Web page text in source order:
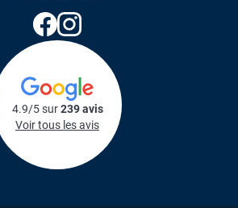
4.9/5 sur239 avis
Voir tous les avis